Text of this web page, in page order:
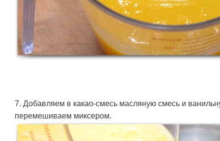
7. Добавляем в какао-смесь масляную смесь и
перемешиваем миксером.